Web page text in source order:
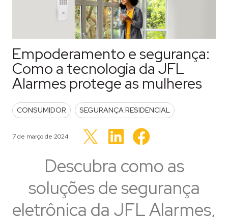
Empoderamento e segurança:
Como a tecnologia da JFL
Alarmes protege as mulheres
POSTED IN
CONSUMIDOR SEGURANÇA RESIDENCIAL
Publicado em
7 de março de 2024 Clique
compartilhar
em
nova
janela)
Clique
para
compartilhar
nova
janela)
nova
janela)
Descubra como as
soluções de segurança
eletrônica da JFL Alarmes,